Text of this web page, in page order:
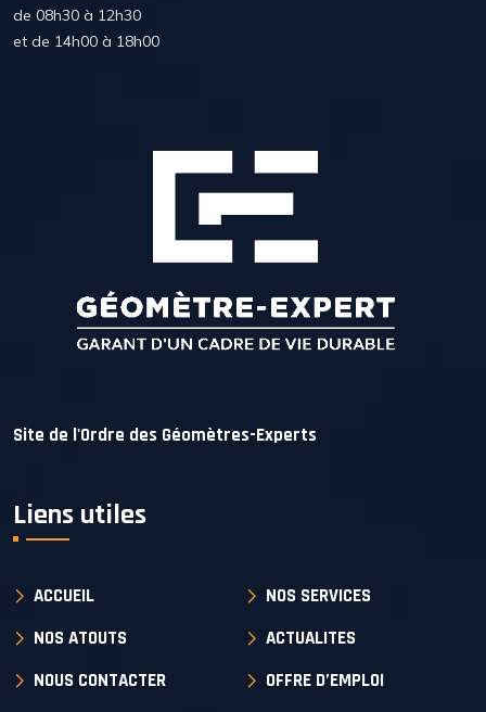
de 08h30 à 12h30
et de 14h00 à 18h00
Site de l'Ordre des Géomètres-Experts
Liens utiles
ACCUEIL
NOS SERVICES
NOS ATOUTS
ACTUALITES
NOUS CONTACTER
OFFRE D’EMPLOI